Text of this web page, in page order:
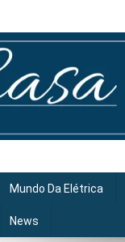
Mundo Da Elétrica
News